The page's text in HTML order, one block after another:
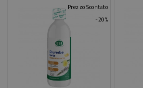
-20%
Prezzo Scontato